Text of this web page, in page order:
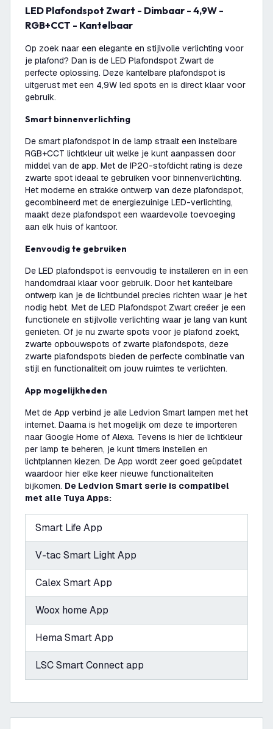
LED Plafondspot Zwart - Dimbaar - 4,9W -
RGB+CCT - Kantelbaar
Op zoek naar een elegante en stijlvolle verlichting voor
je plafond? Dan is de LED Plafondspot Zwart de
perfecte oplossing. Deze kantelbare plafondspot is
uitgerust met een 4,9W led spots en is direct klaar voor
gebruik.
Smart binnenverlichting
De smart plafondspot in de lamp straalt een instelbare
RGB+CCT lichtkleur uit welke je kunt aanpassen door
middel van de app. Met de IP20-stofdicht rating is deze
zwarte spot ideaal te gebruiken voor binnenverlichting.
Het moderne en strakke ontwerp van deze plafondspot,
gecombineerd met de energiezuinige LED-verlichting,
maakt deze plafondspot een waardevolle toevoeging
aan elk huis of kantoor.
Eenvoudig te gebruiken
De LED plafondspot is eenvoudig te installeren en in een
handomdraai klaar voor gebruik. Door het kantelbare
ontwerp kan je de lichtbundel precies richten waar je het
nodig hebt. Met de LED Plafondspot Zwart creëer je een
functionele en stijlvolle verlichting waar je lang van kunt
genieten. Of je nu zwarte spots voor je plafond zoekt,
zwarte opbouwspots of zwarte plafondspots, deze
zwarte plafondspots bieden de perfecte combinatie van
stijl en functionaliteit om jouw ruimtes te verlichten.
App mogelijkheden
Met de App verbind je alle Ledvion Smart lampen met het
internet. Daarna is het mogelijk om deze te importeren
naar Google Home of Alexa. Tevens is hier de lichtkleur
per lamp te beheren, je kunt timers instellen en
lichtplannen kiezen. De App wordt zeer goed geüpdatet
waardoor hier elke keer nieuwe functionaliteiten
bijkomen. De Ledvion Smart serie is compatibel
met alle Tuya Apps:
Smart Life App
V-tac Smart Light App
Calex Smart App
Woox home App
Hema Smart App
LSC Smart Connect app